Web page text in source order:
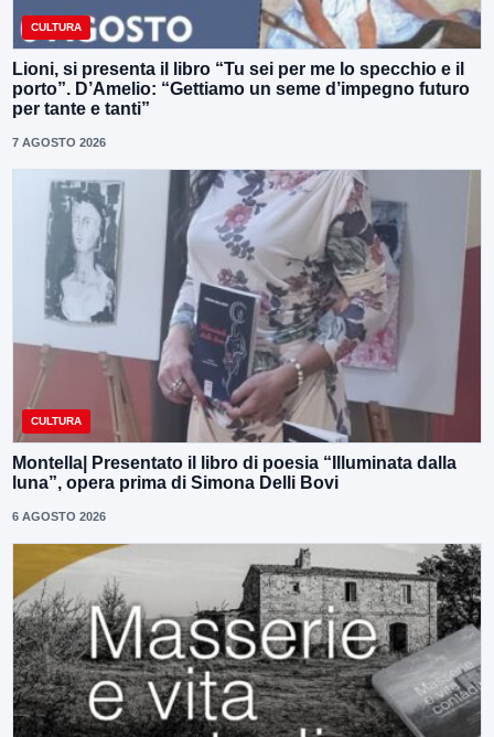
CULTURA
Lioni, si presenta il libro “Tu sei per me lo specchio e il
porto”. D’Amelio: “Gettiamo un seme d’impegno futuro
per tante e tanti”
7 AGOSTO 2026
CULTURA
Montella| Presentato il libro di poesia “Illuminata dalla
luna”, opera prima di Simona Delli Bovi
6 AGOSTO 2026